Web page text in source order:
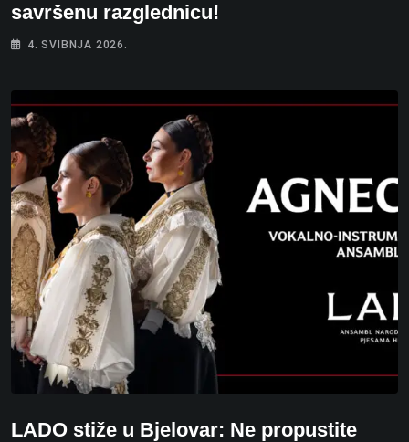
savršenu razglednicu!
4. SVIBNJA 2026.
LADO stiže u Bjelovar: Ne propustite